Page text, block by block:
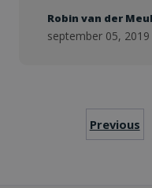
Robin van der
september 05, 2019
Previous